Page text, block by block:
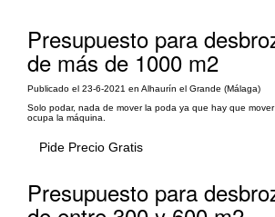
Presupuesto para
de más de 1000 m2
Publicado el 23-6-2021 en Alhaurín el Grande (Málaga)
Solo podar, nada de mover la poda ya que hay que
ocupa la máquina.
Pide Precio Gratis
Presupuesto para